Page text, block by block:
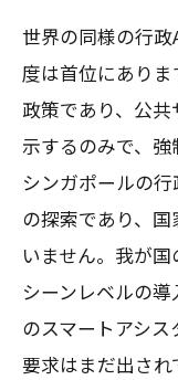
世界の同様の行
度は首位にあり
政策であり、公
示するのみで、強
シンガポールの
の探索であり、
いません。我が
シーンレベルの導
のスマートアシ
要求はまだ出さ